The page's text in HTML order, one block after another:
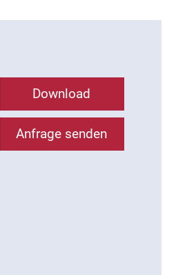
Download
Anfrage senden